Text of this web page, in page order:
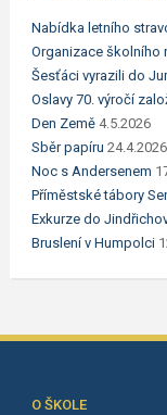
Nabídka letního
Organizace školního
Šesťáci vyrazili do
Oslavy 70. výročí
Den Země 4.5.2026
Sběr papíru 24.4.2026
Noc s Andersenem
Příměstské tábory
Exkurze do
Bruslení v Humpolci
O ŠKOLE